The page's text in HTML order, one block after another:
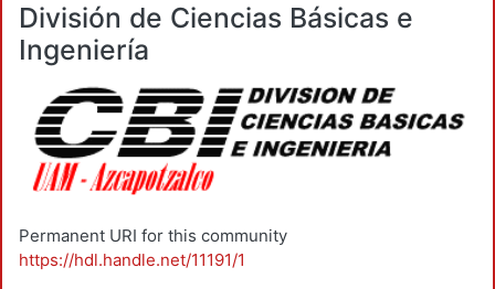
División de Ciencias Básicas e
Ingeniería
Permanent URI for this community
https://hdl.handle.net/11191/1